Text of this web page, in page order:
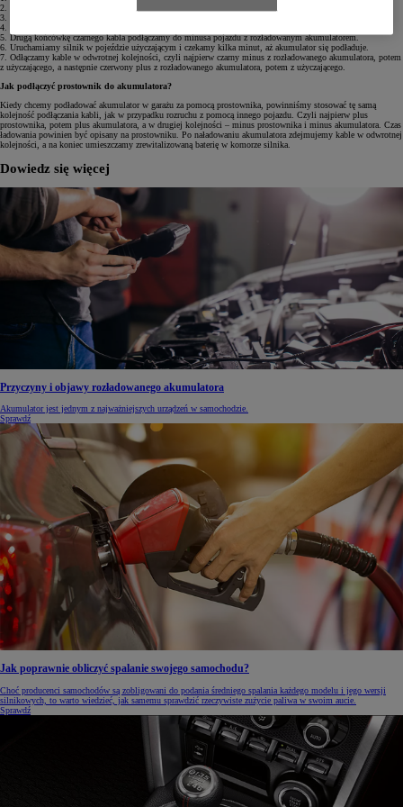
2. Końcówkę czerwonego kabla podłączamy do plusa pojazdu użyczającego prądu.
3. Drugą końcówkę czerwonego kabla podłączamy do plusa pojazdu z rozładowanym akumulatorem.
4. Końcówkę czarnego kabla podłączamy do minusa pojazdu użyczającego prądu.
5. Drugą końcówkę czarnego kabla podłączamy do minusa pojazdu z rozładowanym akumulatorem.
6. Uruchamiamy silnik w pojeździe użyczającym i czekamy kilka minut, aż akumulator się podładuje.
7. Odłączamy kable w odwrotnej kolejności, czyli najpierw czarny minus z rozładowanego akumulatora, potem
z użyczającego, a następnie czerwony plus z rozładowanego akumulatora, potem z użyczającego.
Jak podłączyć prostownik do akumulatora?
Kiedy chcemy podładować akumulator w garażu za pomocą prostownika, powinniśmy stosować tę samą
kolejność podłączania kabli, jak w przypadku rozruchu z pomocą innego pojazdu. Czyli najpierw plus
prostownika, potem plus akumulatora, a w drugiej kolejności – minus prostownika i minus akumulatora. Czas
ładowania powinien być opisany na prostowniku. Po naładowaniu akumulatora zdejmujemy kable w odwrotnej
kolejności, a na koniec umieszczamy zrewitalizowaną baterię w komorze silnika.
Dowiedz się więcej
Przyczyny i objawy rozładowanego akumulatora
Akumulator jest jednym z najważniejszych urządzeń w samochodzie.
Sprawdź
Jak poprawnie obliczyć spalanie swojego samochodu?
Choć producenci samochodów są zobligowani do podania średniego spalania każdego modelu i jego wersji
silnikowych, to warto wiedzieć, jak samemu sprawdzić rzeczywiste zużycie paliwa w swoim aucie.
Sprawdź